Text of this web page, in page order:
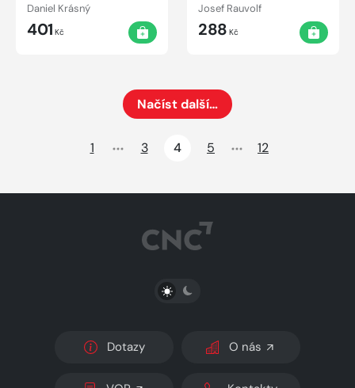
Daniel Krásný
401 Kč
Josef Rauvolf
288 Kč
Načíst další…
1
3 4 5 12
PŘEPNOUT SVĚTLÝ/TMAVÝ REŽIM
Dotazy O nás